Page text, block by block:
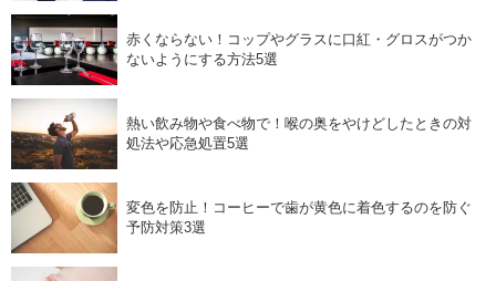
赤くならない！コップやグラスに口紅・グロスがつか
ないようにする方法5選
熱い飲み物や食べ物で！喉の奥をやけどしたときの対
処法や応急処置5選
変色を防止！コーヒーで歯が黄色に着色するのを防ぐ
予防対策3選